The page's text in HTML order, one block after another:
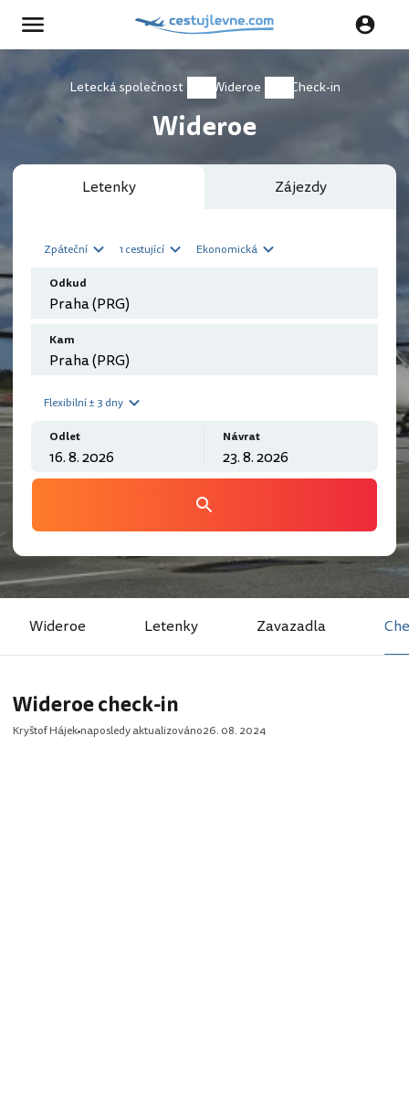
Letecká společnost Wideroe Check-in
Wideroe
Letenky Zájezdy
Zpáteční 1 cestující Ekonomická
Odkud
Kam
Flexibilní ± 3 dny
Odlet Návrat
Wideroe Letenky Zavazadla
Wideroe check-in
Kryštof Hájek naposledy aktualizováno26. 08. 2024